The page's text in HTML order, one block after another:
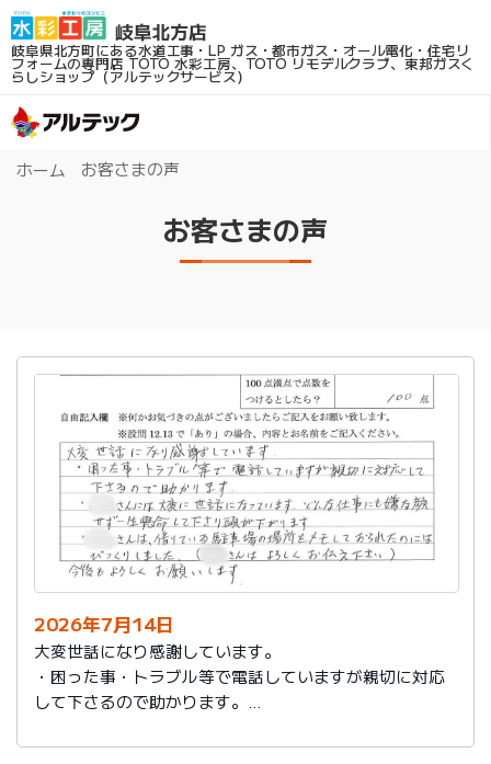
岐阜県北方町にある水道工事・LP ガス・都市ガス・オール電化・住宅リ
フォームの専門店TOTO 水彩工房、TOTO リモデルクラブ、東邦ガスく
らしショップ（アルテックサービス）
ホーム お客さまの声
お客さまの声
2026年7月14日
大変世話になり感謝しています。
・困った事・トラブル等で電話していますが親切に対応
して下さるので助かります。
にも嫌な顔せず一生懸命して下さり頭が下がります。